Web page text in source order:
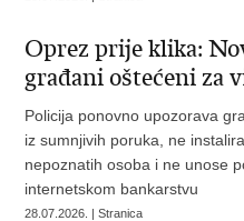
Oprez prije klika:
građani oštećeni za
Policija ponovno upozorava
iz sumnjivih poruka, ne
nepoznatih osoba i ne unose
internetskom bankarstvu
28.07.2026. | Stranica